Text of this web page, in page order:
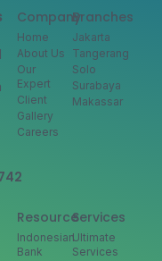
Company
Home
About Us
Our
Expert
Client
Gallery
Careers
Services
Ultimate
Services
Branches
Jakarta
Tangerang
Solo
Surabaya
Makassar
Resource
Indonesian
Bank